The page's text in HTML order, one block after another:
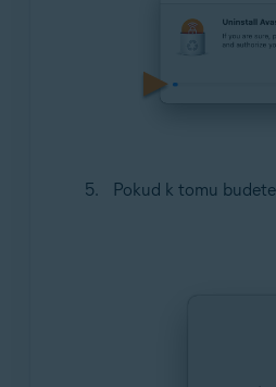
Pokud k tomu